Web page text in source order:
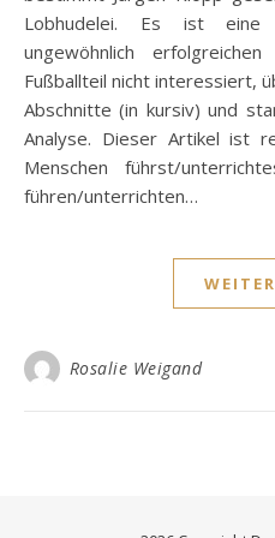
Lobhudelei. Es ist eine
ungewöhnlich
Fußballteil nicht interessiert,
Abschnitte (in kursiv) und
Analyse. Dieser Artikel ist
Menschen führst/
führen/unterrichten…
Rosalie Weigand